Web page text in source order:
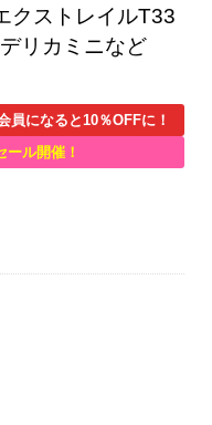
クストレイルT33
リカミニなど
員になると10％OFFに！
ール開催！